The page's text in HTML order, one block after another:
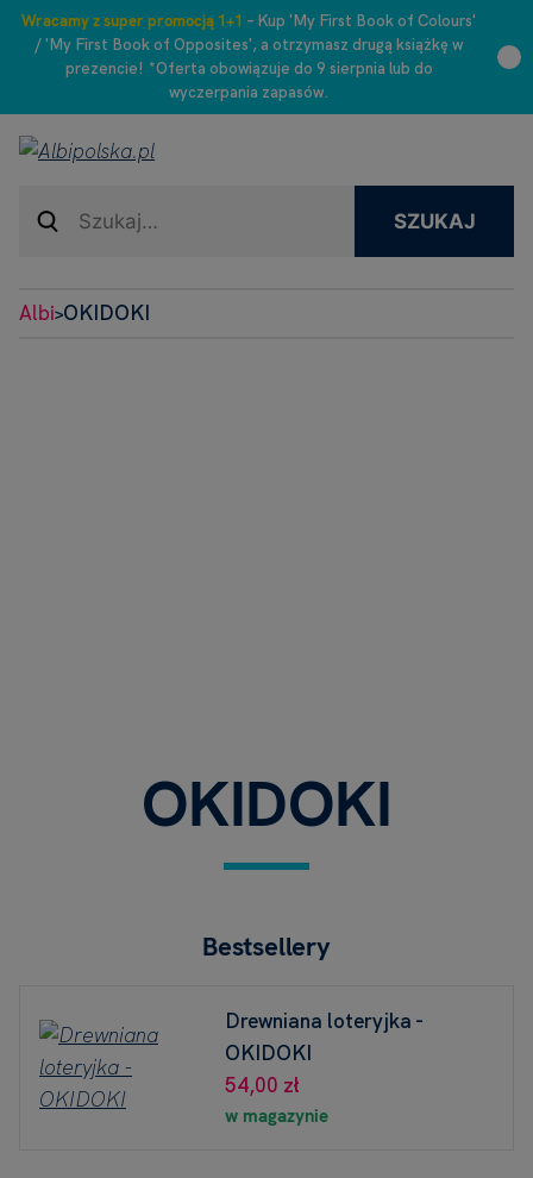
Wracamy z super promocją 1+1 – Kup 'My First Book of Colours'
/ 'My First Book of Opposites', a otrzymasz drugą książkę w
prezencie! *Oferta obowiązuje do 9 sierpnia lub do
wyczerpania zapasów.
SZUKAJ
Albi>OKIDOKI
OKIDOKI
Bestsellery
Drewniana loteryjka -
OKIDOKI
w magazynie
54,00 zł